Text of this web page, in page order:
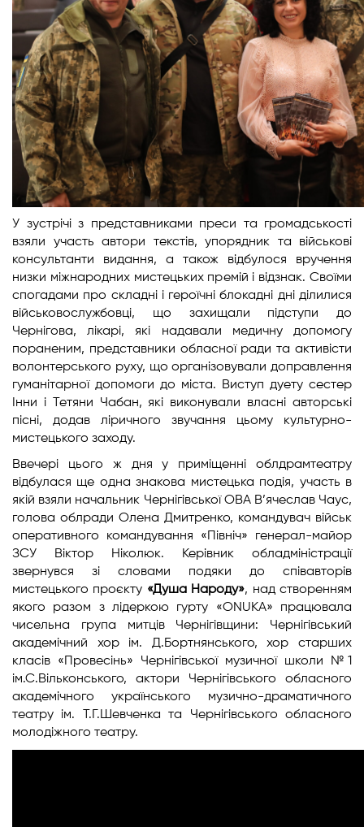
У зустрічі з представниками преси та громадськості
взяли участь автори текстів, упорядник та військові
консультанти видання, а також відбулося вручення
низки міжнародних мистецьких премій і відзнак. Своїми
спогадами про складні і героїчні блокадні дні ділилися
військовослужбовці, що захищали підступи до
Чернігова, лікарі, які надавали медичну допомогу
пораненим, представники обласної ради та активісти
волонтерського руху, що організовували доправлення
гуманітарної допомоги до міста. Виступ дуету сестер
Інни і Тетяни Чабан, які виконували власні авторські
пісні, додав ліричного звучання цьому культурно-
мистецького заходу.
Ввечері цього ж дня у приміщенні облдрамтеатру
відбулася ще одна знакова мистецька подія, участь в
якій взяли начальник Чернігівської ОВА В’ячеслав Чаус,
голова облради Олена Дмитренко, командувач військ
оперативного командування «Північ» генерал-майор
ЗСУ Віктор Ніколюк. Керівник обладміністрації
звернувся зі словами подяки до співавторів
мистецького проєкту «Душа Народу», над створенням
якого разом з лідеркою гурту «ONUKA» працювала
чисельна група митців Чернігівщини: Чернігівський
академічний хор ім. Д.Бортнянського, хор старших
класів «Провесінь» Чернігівської музичної школи №1
ім.С.Вільконського, актори Чернігівського обласного
академічного українського музично-драматичного
театру ім. Т.Г.Шевченка та Чернігівського обласного
молодіжного театру.